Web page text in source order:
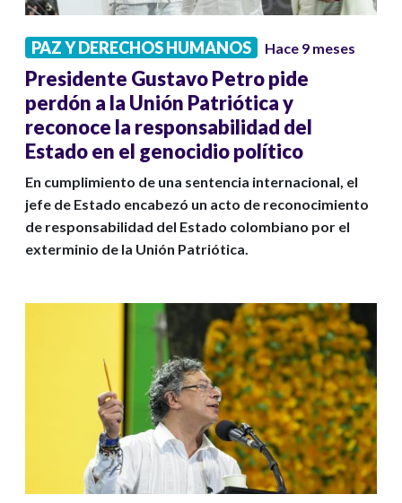
PAZ Y DERECHOS HUMANOS Hace 9 meses
Presidente Gustavo Petro pide
perdón a la Unión Patriótica y
reconoce la responsabilidad del
Estado en el genocidio político
En cumplimiento de una sentencia internacional, el
jefe de Estado encabezó un acto de reconocimiento
de responsabilidad del Estado colombiano por el
exterminio de la Unión Patriótica.